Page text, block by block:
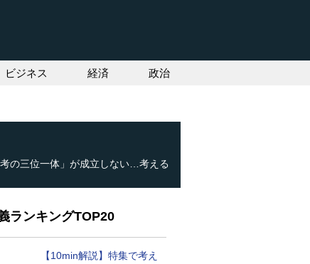
ビジネス 経済 政治
の三位一体」が成立しない…考える
ランキングTOP20
【10min解説】特集で考え